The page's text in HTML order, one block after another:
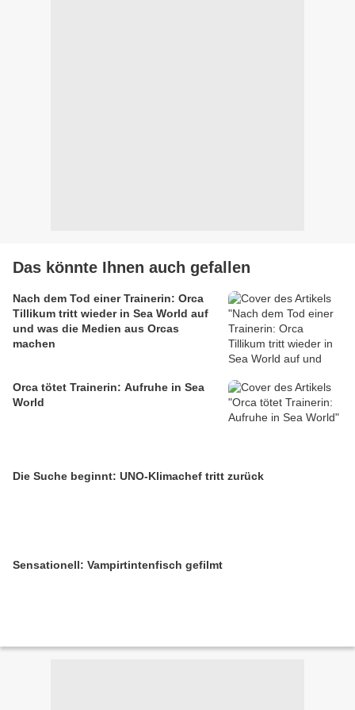
Das könnte Ihnen auch gefallen
Nach dem Tod einer Trainerin: Orca
Tillikum tritt wieder in Sea World auf
und was die Medien aus Orcas
machen
Orca tötet Trainerin: Aufruhe in Sea
World
Die Suche beginnt: UNO-Klimachef tritt zurück
Sensationell: Vampirtintenfisch gefilmt